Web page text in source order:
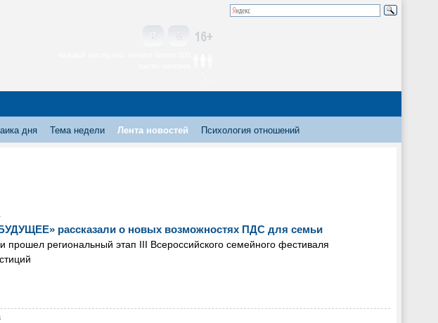
дня Тема недели Лента новостей Психология отношений
рассказали о новых возможностях ПДС для семьи
прошел региональный этап III Всероссийского семейного фестиваля